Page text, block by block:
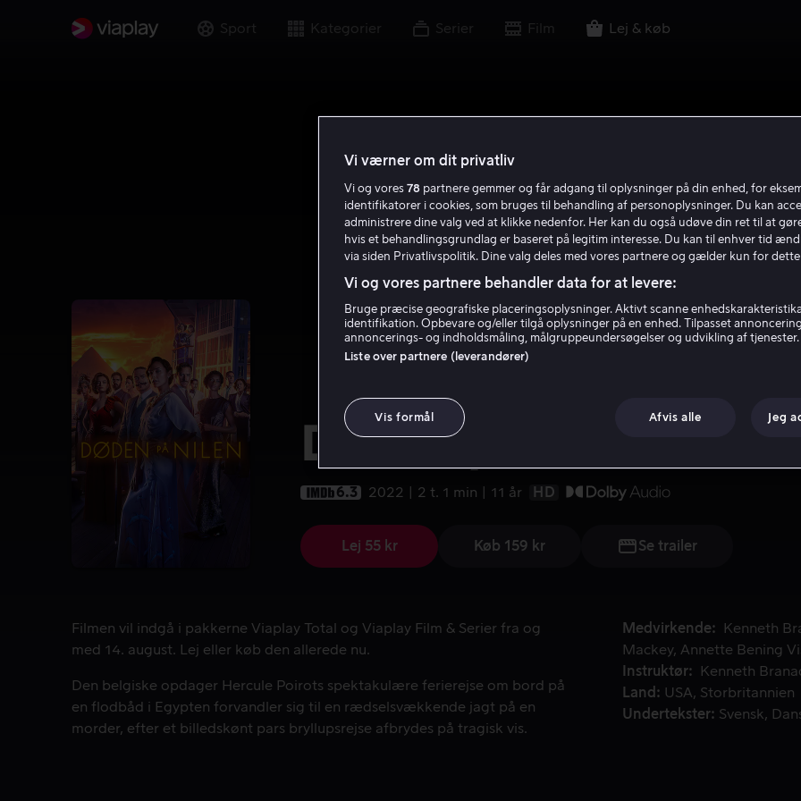
Sport Kategorier Serier Film Lej & køb
Døden på Nilen
6.3 2022 2 t. 1 min 11 år HD
Lej 55 kr Køb 159 kr Se trailer
Filmen vil indgå i pakkerne Viaplay Total og Viaplay Film & Serier fra og
med 14. august. Lej eller køb den allerede nu.
Den belgiske opdager Hercule Poirots spektakulære ferierejse om bord på en flodbåd i Egypten forvandler
Den belgiske opdager Hercule Poirots spektakulære ferierejse om bord på
en flodbåd i Egypten forvandler sig til en rædselsvækkende jagt på en
morder, efter et billedskønt pars bryllupsrejse afbrydes på tragisk vis.
Medvirkende Kenneth
Mackey Annette Bening
Instruktør
Kenneth
Land
USA
Storbritannien
Undertekster
Svensk
Vi værner om dit privatliv
Vi og vores 78 partnere gemmer og får adgang til oplysninger på din enhed, for
identifikatorer i cookies, som bruges til behandling af personoplysninger. Du kan
administrere dine valg ved at klikke nedenfor. Her kan du også udøve din ret til at
hvis et behandlingsgrundlag er baseret på legitim interesse. Du kan til enhver tid
via siden Privatlivspolitik. Dine valg deles med vores partnere og gælder kun for
Vi og vores partnere behandler data for at levere:
Bruge præcise geografiske placeringsoplysninger. Aktivt scanne
identifikation. Opbevare og/eller tilgå oplysninger på en enhed. Tilpasset
annoncerings- og indholdsmåling, målgruppeundersøgelser og udvikling af tjenester.
Liste over partnere (leverandører)
Vis formål Afvis alle Jeg